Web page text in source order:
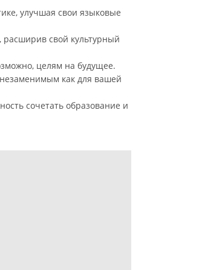
улучшая свои языковые
расширив свой культурный
целям на будущее.
как для вашей
сочетать образование и